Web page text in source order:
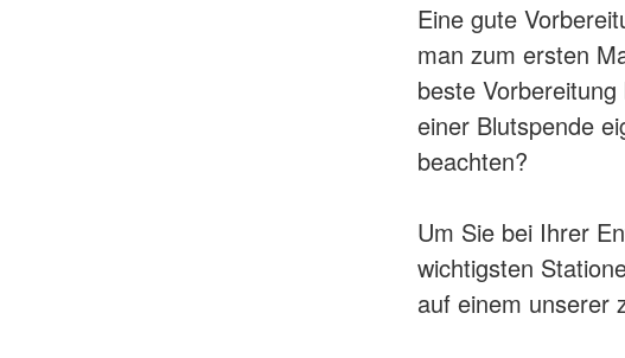
Eine gute
man zum ersten
beste
einer Blutspende
beachten?
Um Sie bei Ihrer
wichtigsten
auf einem unserer